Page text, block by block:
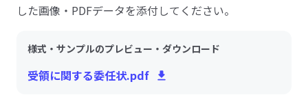
した画像・PDFデータを添付してください。
様式・サンプルのプレビュー・ダウンロード
受領に関する委任状.pdf